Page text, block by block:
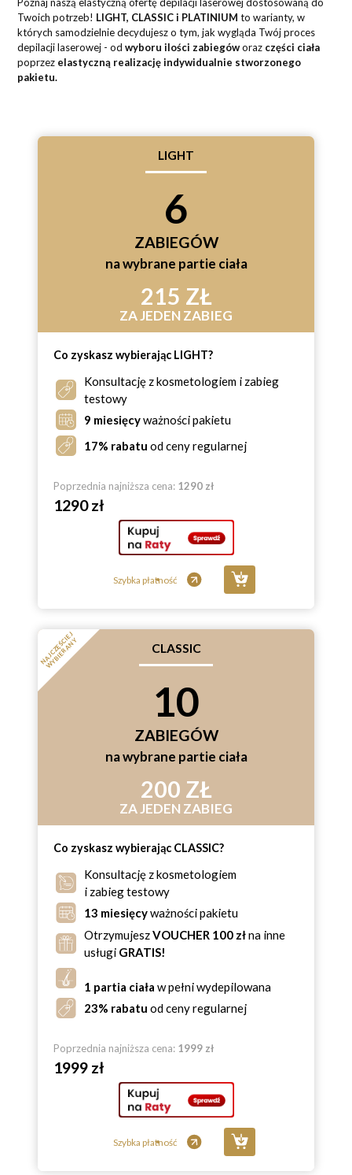
Twoich potrzeb! LIGHT, CLASSIC i PLATINIUM to warianty, w
których samodzielnie decydujesz o tym, jak wygląda Twój proces
depilacji laserowej - odwyboru ilości zabiegóworaz części ciała
poprzez elastyczną realizację indywidualnie stworzonego
pakietu.
LIGHT
6
ZABIEGÓW
na wybrane partie ciała
215 ZŁ
ZA JEDEN ZABIEG
Co zyskasz wybierając LIGHT?
Konsultację z kosmetologiem i zabieg
testowy
9 miesięcyważności pakietu
17% rabatu od ceny regularnej
Poprzednia najniższa cena: 1290 zł
1290 zł
Szybka płatność
N
A
J
C
Z
Ę
Ś
C
I
E
J
W
Y
B
I
E
R
A
N
Y CLASSIC
10
ZABIEGÓW
na wybrane partie ciała
200 ZŁ
ZA JEDEN ZABIEG
Co zyskasz wybierając CLASSIC?
Konsultację z kosmetologiem
i zabieg testowy
13 miesięcyważności pakietu
OtrzymujeszVOUCHER 100 złna inne
usługi GRATIS!
1 partia ciała w pełni wydepilowana
23% rabatu od ceny regularnej
Poprzednia najniższa cena: 1999 zł
1999 zł
Szybka płatność